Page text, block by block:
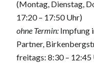
(Montag, Dienstag,
17:20 – 17:50 Uhr)
ohne Termin: Impfung
Partner,
freitags: 8:30 – 12:45